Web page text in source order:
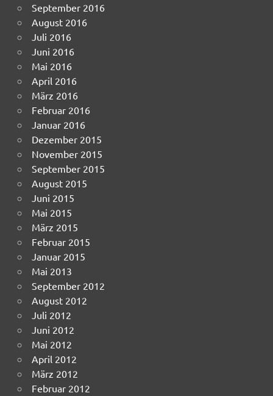
September 2016
August 2016
Juli 2016
Juni 2016
Mai 2016
April 2016
März 2016
Februar 2016
Januar 2016
Dezember 2015
November 2015
September 2015
August 2015
Juni 2015
Mai 2015
März 2015
Februar 2015
Januar 2015
Mai 2013
September 2012
August 2012
Juli 2012
Juni 2012
Mai 2012
April 2012
März 2012
Februar 2012